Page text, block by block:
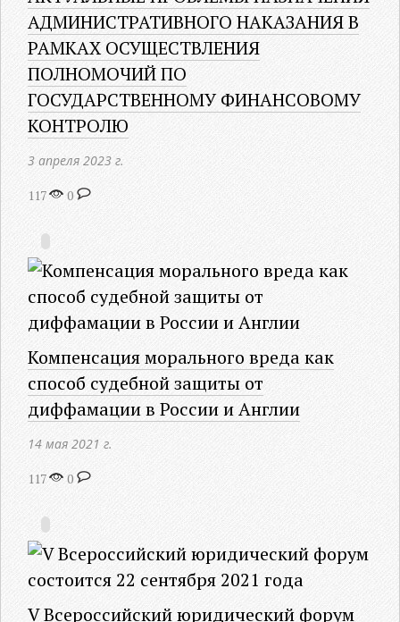
АДМИНИСТРАТИВНОГО НАКАЗАНИЯ В
РАМКАХ ОСУЩЕСТВЛЕНИЯ
ПОЛНОМОЧИЙ ПО
ГОСУДАРСТВЕННОМУ ФИНАНСОВОМУ
КОНТРОЛЮ
3 апреля 2023 г.
117 0
Компенсация морального вреда как
способ судебной защиты от
диффамации в России и Англии
14 мая 2021 г.
117 0
V Всероссийский юридический форум